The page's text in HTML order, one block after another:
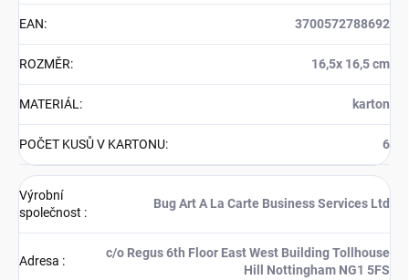
EAN: 3700572788692
ROZMĚR: 16,5x 16,5 cm
MATERIÁL : karton
POČET KUSŮ V KARTONU: 6
Výrobní
společnost :
Bug Art A La Carte Business Services Ltd
Adresa :
c/o Regus 6th Floor East West Building Tollhouse
Hill Nottingham NG1 5FS